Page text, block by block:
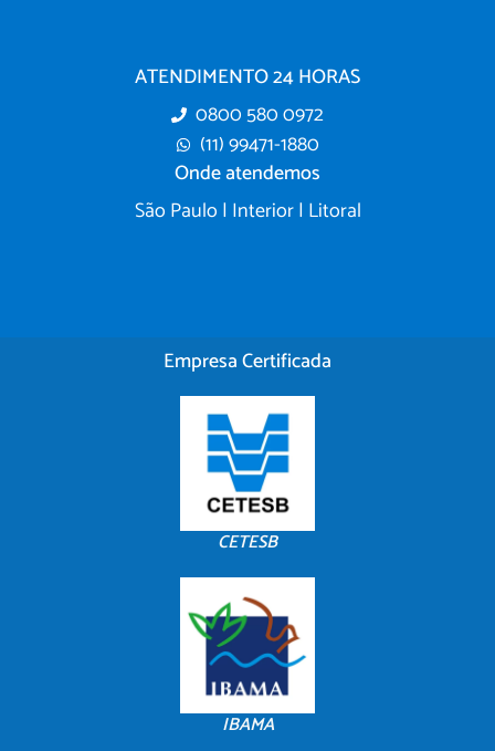
ATENDIMENTO 24 HORAS
0800 580 0972
(11) 99471-1880
Onde atendemos
São Paulo | Interior | Litoral
Empresa Certificada
CETESB
IBAMA